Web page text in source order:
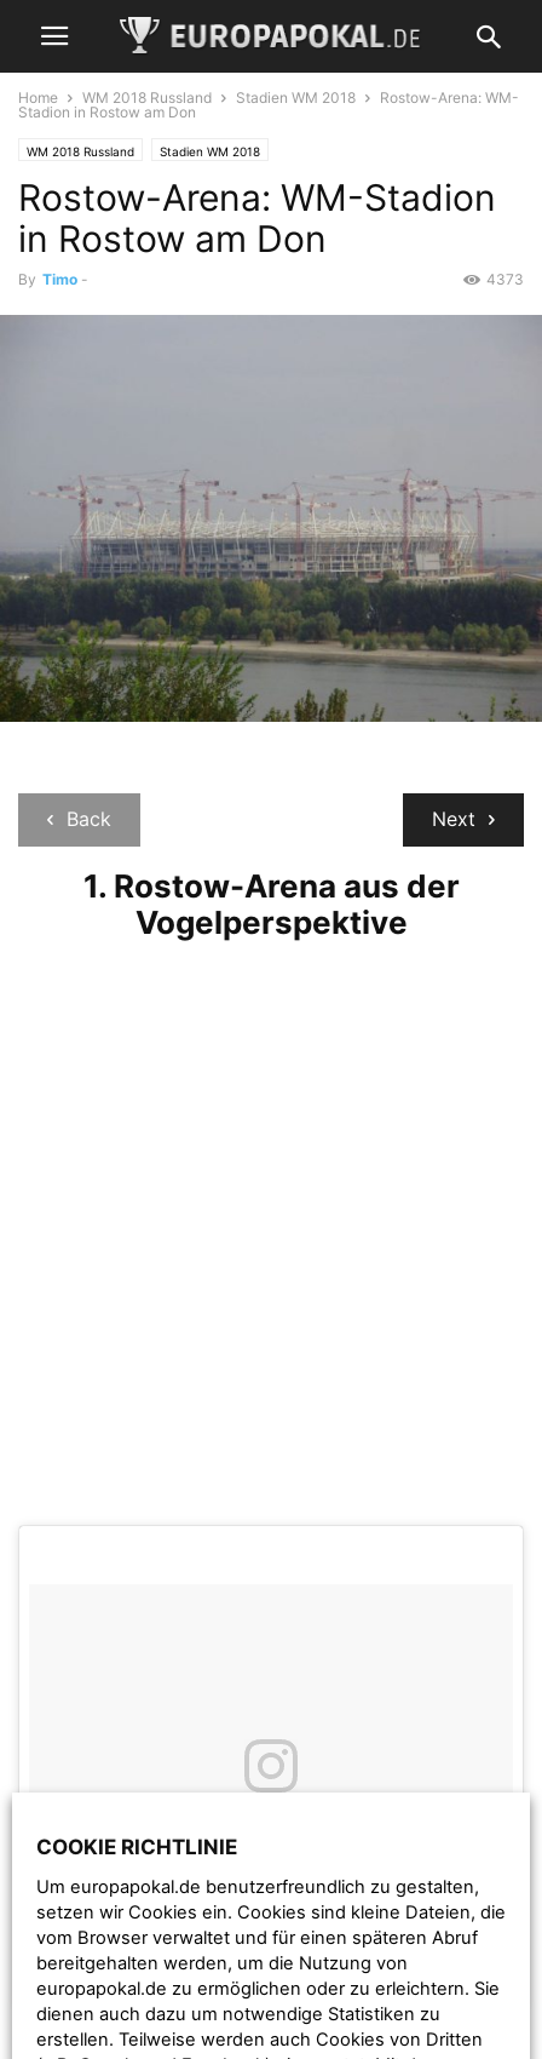
Home WM 2018 Russland Stadien WM 2018
Rostow-Arena: WM-
Stadion in Rostow am Don
WM 2018 Russland Stadien WM 2018
Rostow-Arena: WM-Stadion
in Rostow am Don
By Timo - 4373
Back Next
1. Rostow-Arena aus der
Vogelperspektive
Die Rostow-Arena ist das WM-Stadion der russischen
COOKIE RICHTLINIE
Um europapokal.de benutzerfreundlich zu gestalten,
setzen wir Cookies ein. Cookies sind kleine Dateien, die
vom Browser verwaltet und für einen späteren Abruf
bereitgehalten werden, um die Nutzung von
europapokal.de zu ermöglichen oder zu erleichtern. Sie
dienen auch dazu um notwendige Statistiken zu
erstellen. Teilweise werden auch Cookies von Dritten